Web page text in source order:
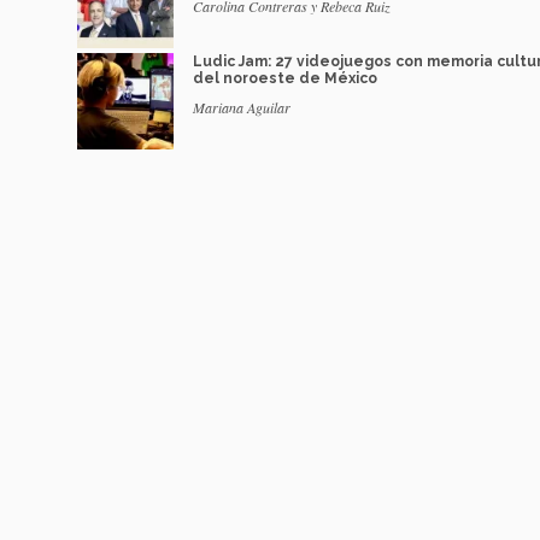
Carolina Contreras y Rebeca Ruiz
Ludic Jam: 27 videojuegos con memoria
del noroeste de México
Mariana Aguilar